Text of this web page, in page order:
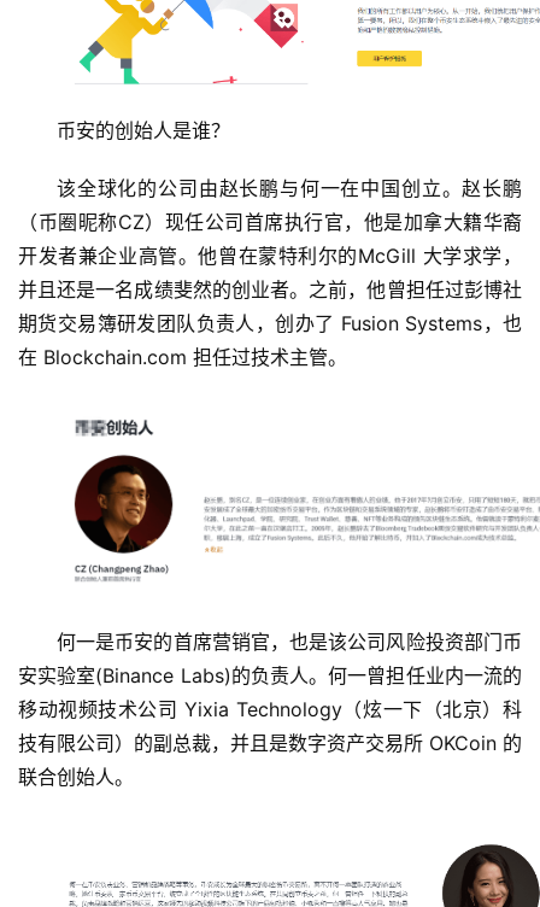
币安的创始人是谁？
该全球化的公司由赵长鹏与何一在中国创立。赵长鹏
（币圈昵称CZ）现任公司首席执行官，他是加拿大籍华裔
开发者兼企业高管。他曾在蒙特利尔的McGill 大学求学，
并且还是一名成绩斐然的创业者。之前，他曾担任过彭博社
期货交易簿研发团队负责人，创办了 Fusion Systems，也
在 Blockchain.com 担任过技术主管。
何一是币安的首席营销官，也是该公司风险投资部门币
安实验室(Binance Labs)的负责人。何一曾担任业内一流的
移动视频技术公司 Yixia Technology（炫一下（北京）科
技有限公司）的副总裁，并且是数字资产交易所 OKCoin 的
联合创始人。